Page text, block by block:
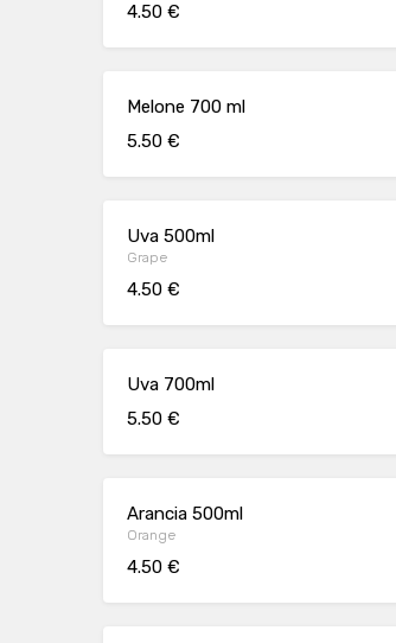
4.50 €
Melone 700 ml
5.50 €
Uva 500ml
Grape
4.50 €
Uva 700ml
5.50 €
Arancia 500ml
Orange
4.50 €